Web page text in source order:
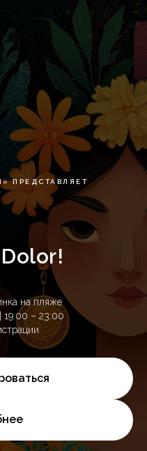
ПРЕДСТАВЛЯЕТ
на пляже
19:00 – 23:00